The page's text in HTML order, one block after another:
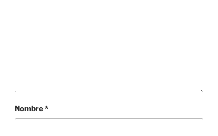
Nombre*